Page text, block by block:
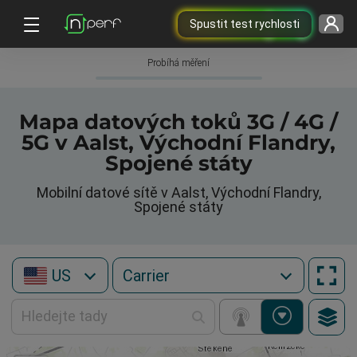
Spustit test rychlosti
Probíhá měření
Mapa datových toků 3G / 4G /
5G v Aalst, Východní Flandry,
Spojené státy
Mobilní datové sítě v Aalst, Východní Flandry,
Spojené státy
US